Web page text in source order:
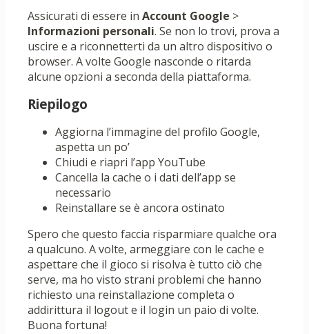
Assicurati di essere in Account Google >
Informazioni personali. Se non lo trovi, prova a
uscire e a riconnetterti da un altro dispositivo o
browser. A volte Google nasconde o ritarda
alcune opzioni a seconda della piattaforma.
Riepilogo
Aggiorna l’immagine del profilo Google,
aspetta un po’
Chiudi e riapri l’app YouTube
Cancella la cache o i dati dell’app se
necessario
Reinstallare se è ancora ostinato
Spero che questo faccia risparmiare qualche ora
a qualcuno. A volte, armeggiare con le cache e
aspettare che il gioco si risolva è tutto ciò che
serve, ma ho visto strani problemi che hanno
richiesto una reinstallazione completa o
addirittura il logout e il login un paio di volte.
Buona fortuna!